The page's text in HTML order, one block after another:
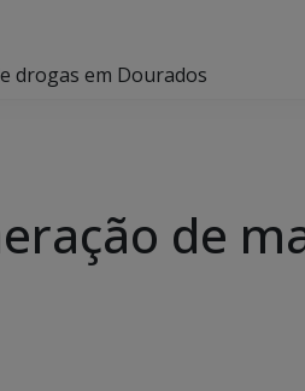
drogas em Dourados
de